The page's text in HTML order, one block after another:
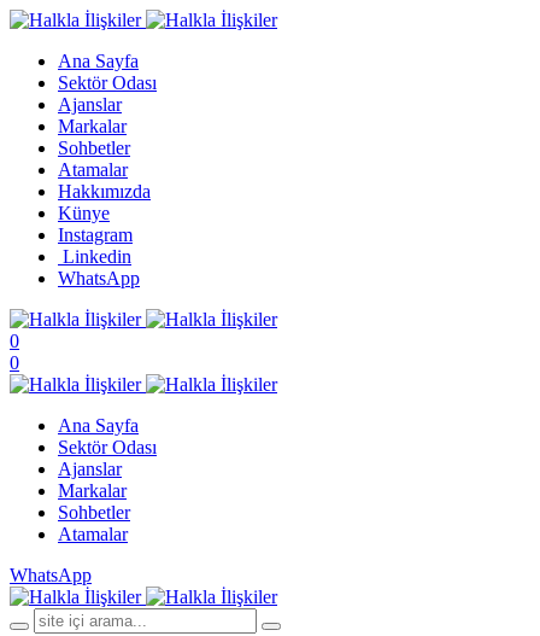
Ana Sayfa
Sektör Odası
Ajanslar
Markalar
Sohbetler
Atamalar
Hakkımızda
Künye
Instagram
Linkedin
WhatsApp
0
0
Ana Sayfa
Sektör Odası
Ajanslar
Markalar
Sohbetler
Atamalar
WhatsApp